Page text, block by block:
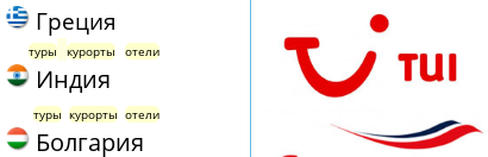
Греция
туры курорты отели
Индия
туры курорты отели
Болгария